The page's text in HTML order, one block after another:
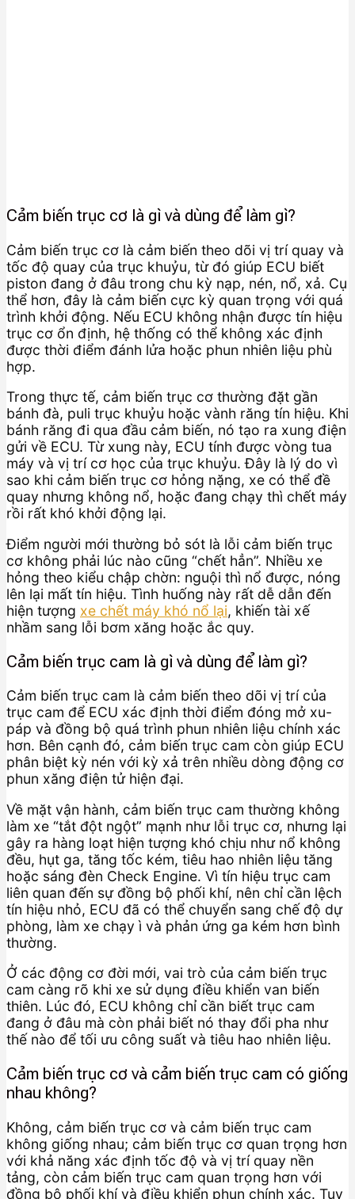
Cảm biến trục cơ là gì và dùng để làm gì?
Cảm biến trục cơ là cảm biến theo dõi vị trí quay và
tốc độ quay của trục khuỷu, từ đó giúp ECU biết
piston đang ở đâu trong chu kỳ nạp, nén, nổ, xả. Cụ
thể hơn, đây là cảm biến cực kỳ quan trọng với quá
trình khởi động. Nếu ECU không nhận được tín hiệu
trục cơ ổn định, hệ thống có thể không xác định
được thời điểm đánh lửa hoặc phun nhiên liệu phù
hợp.
Trong thực tế, cảm biến trục cơ thường đặt gần
bánh đà, puli trục khuỷu hoặc vành răng tín hiệu. Khi
bánh răng đi qua đầu cảm biến, nó tạo ra xung điện
gửi về ECU. Từ xung này, ECU tính được vòng tua
máy và vị trí cơ học của trục khuỷu. Đây là lý do vì
sao khi cảm biến trục cơ hỏng nặng, xe có thể đề
quay nhưng không nổ, hoặc đang chạy thì chết máy
rồi rất khó khởi động lại.
Điểm người mới thường bỏ sót là lỗi cảm biến trục
cơ không phải lúc nào cũng “chết hẳn”. Nhiều xe
hỏng theo kiểu chập chờn: nguội thì nổ được, nóng
lên lại mất tín hiệu. Tình huống này rất dễ dẫn đến
hiện tượng xe chết máy khó nổ lại, khiến tài xế
nhầm sang lỗi bơm xăng hoặc ắc quy.
Cảm biến trục cam là gì và dùng để làm gì?
Cảm biến trục cam là cảm biến theo dõi vị trí của
trục cam để ECU xác định thời điểm đóng mở xu-
páp và đồng bộ quá trình phun nhiên liệu chính xác
hơn. Bên cạnh đó, cảm biến trục cam còn giúp ECU
phân biệt kỳ nén với kỳ xả trên nhiều dòng động cơ
phun xăng điện tử hiện đại.
Về mặt vận hành, cảm biến trục cam thường không
làm xe “tắt đột ngột” mạnh như lỗi trục cơ, nhưng lại
gây ra hàng loạt hiện tượng khó chịu như nổ không
đều, hụt ga, tăng tốc kém, tiêu hao nhiên liệu tăng
hoặc sáng đèn Check Engine. Vì tín hiệu trục cam
liên quan đến sự đồng bộ phối khí, nên chỉ cần lệch
tín hiệu nhỏ, ECU đã có thể chuyển sang chế độ dự
phòng, làm xe chạy ì và phản ứng ga kém hơn bình
thường.
Ở các động cơ đời mới, vai trò của cảm biến trục
cam càng rõ khi xe sử dụng điều khiển van biến
thiên. Lúc đó, ECU không chỉ cần biết trục cam
đang ở đâu mà còn phải biết nó thay đổi pha như
thế nào để tối ưu công suất và tiêu hao nhiên liệu.
Cảm biến trục cơ và cảm biến trục cam có giống
nhau không?
Không, cảm biến trục cơ và cảm biến trục cam
không giống nhau; cảm biến trục cơ quan trọng hơn
với khả năng xác định tốc độ và vị trí quay nền
tảng, còn cảm biến trục cam quan trọng hơn với
đồng bộ phối khí và điều khiển phun chính xác. Tuy